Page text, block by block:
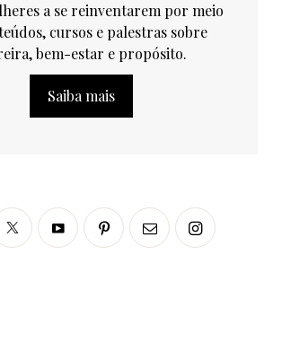
a se reinventarem por meio
cursos e palestras sobre
bem-estar e propósito.
Saiba mais